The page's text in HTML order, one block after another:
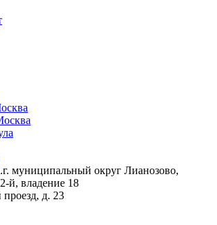
муниципальный округ Лианозово,
й, владение 18
д. 23